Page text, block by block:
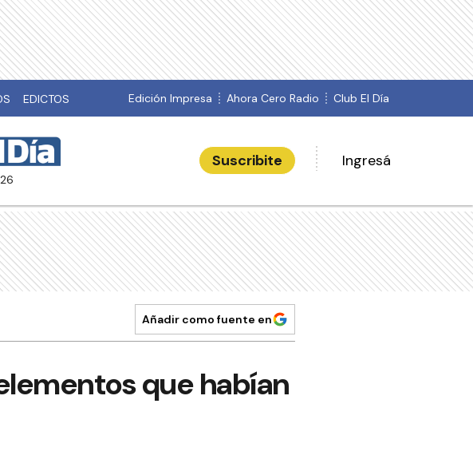
EDICTOS Edición Impresa Ahora Cero Radio Club El Día
Suscribite Ingresá
Añadir como fuente en
que habían